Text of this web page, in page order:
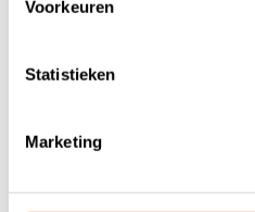
Voorkeuren
Statistieken
Marketing